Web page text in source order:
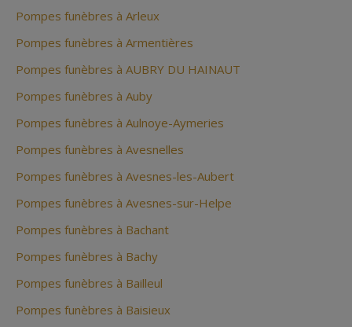
Pompes funèbres à Arleux
Pompes funèbres à Armentières
Pompes funèbres à AUBRY DU HAINAUT
Pompes funèbres à Auby
Pompes funèbres à Aulnoye-Aymeries
Pompes funèbres à Avesnelles
Pompes funèbres à Avesnes-les-Aubert
Pompes funèbres à Avesnes-sur-Helpe
Pompes funèbres à Bachant
Pompes funèbres à Bachy
Pompes funèbres à Bailleul
Pompes funèbres à Baisieux